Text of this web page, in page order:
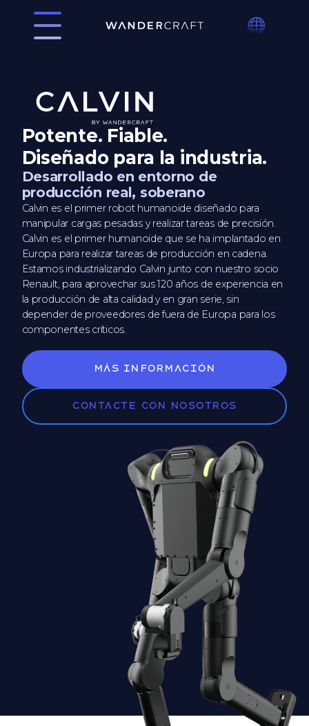
Potente. Fiable.
Diseñado para la industria.
Desarrollado en entorno de
producción real, soberano
Calvin es el primer robot humanoide diseñado para
manipular cargas pesadas y realizar tareas de precisión.
Calvin es el primer humanoide que se ha implantado en
Europa para realizar tareas de producción en cadena.
Estamos industrializando Calvin junto con nuestro socio
Renault, para aprovechar sus 120 años de experiencia en
la producción de alta calidad y en gran serie, sin
depender de proveedores de fuera de Europa para los
componentes críticos.
Más información
Contacte con nosotros